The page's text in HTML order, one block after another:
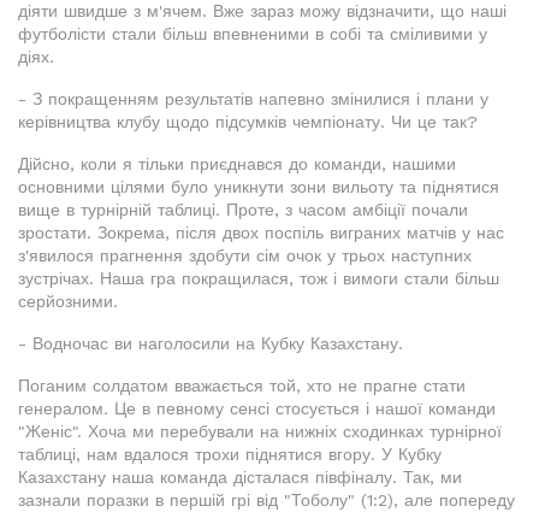
діяти швидше з м'ячем. Вже зараз можу відзначити, що наші
футболісти стали більш впевненими в собі та сміливими у
діях.
- З покращенням результатів напевно змінилися і плани у
керівництва клубу щодо підсумків чемпіонату. Чи це так?
Дійсно, коли я тільки приєднався до команди, нашими
основними цілями було уникнути зони вильоту та піднятися
вище в турнірній таблиці. Проте, з часом амбіції почали
зростати. Зокрема, після двох поспіль виграних матчів у нас
з'явилося прагнення здобути сім очок у трьох наступних
зустрічах. Наша гра покращилася, тож і вимоги стали більш
серйозними.
- Водночас ви наголосили на Кубку Казахстану.
Поганим солдатом вважається той, хто не прагне стати
генералом. Це в певному сенсі стосується і нашої команди
"Женіс". Хоча ми перебували на нижніх сходинках турнірної
таблиці, нам вдалося трохи піднятися вгору. У Кубку
Казахстану наша команда дісталася півфіналу. Так, ми
зазнали поразки в першій грі від "Тоболу" (1:2), але попереду